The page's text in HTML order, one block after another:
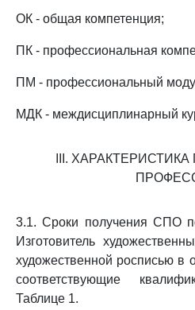
ОК - общая компетенция;
ПК - профессиональная
ПМ - профессиональный
МДК - междисциплинарный
III.
3.1. Сроки получения СПО
Изготовитель
художественной росписью в
соответствующие
Таблице 1.